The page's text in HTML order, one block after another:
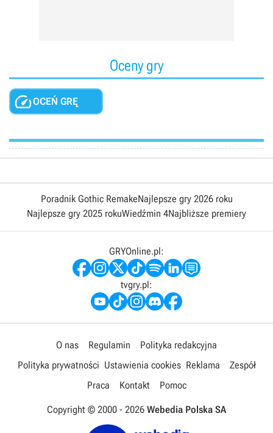
Oceny gry
OCEŃ GRĘ
Poradnik Gothic RemakeNajlepsze gry 2026 roku
Najlepsze gry 2025 rokuWiedźmin 4Najbliższe premiery
GRYOnline.pl:
tvgry.pl:
O nas Regulamin
Polityka redakcyjna
Polityka prywatności Ustawienia cookies Reklama
Zespół
Praca
Kontakt Pomoc
Copyright © 2000 - 2026 Webedia Polska SA